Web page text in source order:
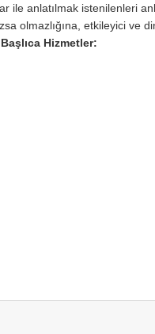
anlatılmak istenilenleri
olmazlığına, etkileyici ve
Hizmetler: